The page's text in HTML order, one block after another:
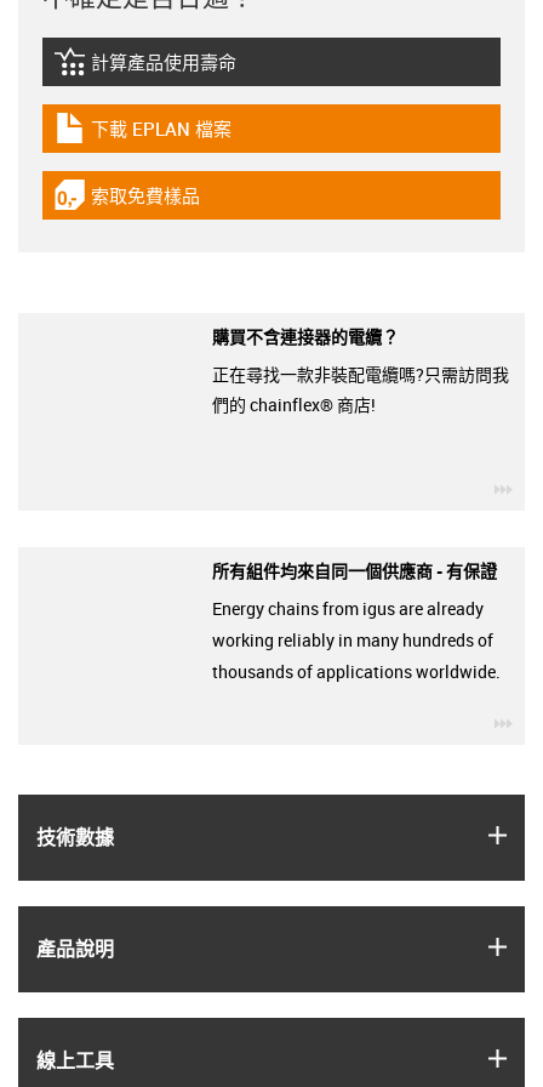
技術數據
產品說明
線上工具
igus-icon-lebensdauerrechner
計算產品使用壽命
igus-icon-download-plan
下載 EPLAN 檔案
igus-icon-gratismuster
索取免費樣品
購買不含連接器的電纜？
正在尋找一款非裝配電纜嗎?只需訪問我
們的 chainflex® 商店!
所有組件均來自同一個供應商 - 有保證
Energy chains from igus are already
working reliably in many hundreds of
thousands of applications worldwide.